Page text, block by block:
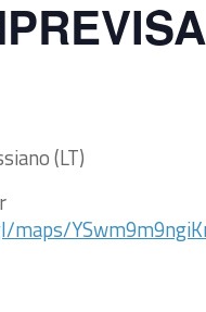
(LT)
maps/